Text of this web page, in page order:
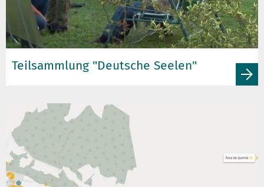
Teilsammlung "Deutsche Seelen"